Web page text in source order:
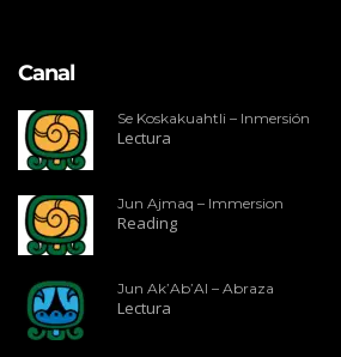
Canal
Se Koskakuahtli – Inmersión
Lectura
Jun Ajmaq – Immersion
Reading
Jun Ak’Ab’Al – Abraza
Lectura